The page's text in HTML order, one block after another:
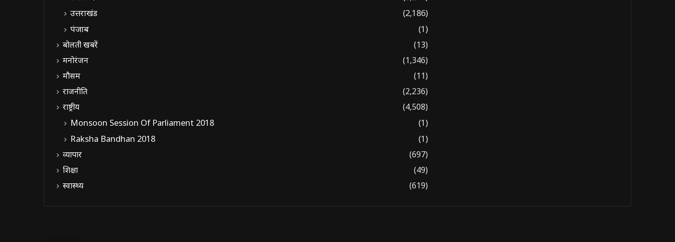
उत्तराखंड
(2,186)
पंजाब
(1)
बोलती खबरें
(13)
मनोरंजन
(1,346)
मौसम
(11)
राजनीति
(2,236)
राष्ट्रीय
(4,508)
Monsoon Session Of Parliament 2018
(1)
Raksha Bandhan 2018
(1)
व्यापार
(697)
शिक्षा
(49)
स्वास्थ्य
(619)